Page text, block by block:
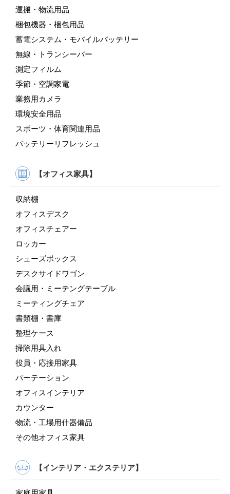
運搬・物流用品
梱包機器・梱包用品
蓄電システム・モバイルバッテリー
無線・トランシーバー
測定フィルム
季節・空調家電
業務用カメラ
環境安全用品
スポーツ・体育関連用品
バッテリーリフレッシュ
【オフィス家具】
収納棚
オフィスデスク
オフィスチェアー
ロッカー
シューズボックス
デスクサイドワゴン
会議用・ミーテングテーブル
ミーティングチェア
書類棚・書庫
整理ケース
掃除用具入れ
役員・応接用家具
パーテーション
オフィスインテリア
カウンター
物流・工場用什器備品
その他オフィス家具
【インテリア・エクステリア】